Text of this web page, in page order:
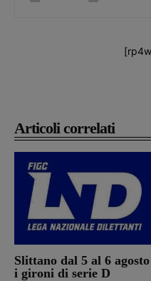
Articoli correlati
Slittano dal 5 al 6 agosto
i gironi di serie D